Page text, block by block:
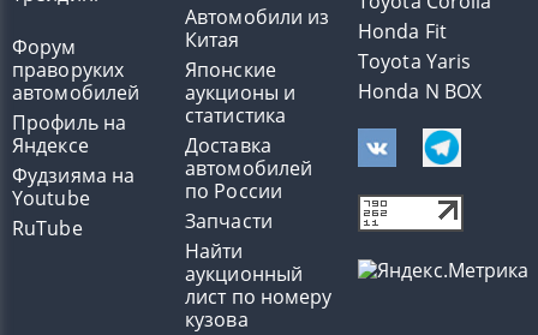
Форум
праворуких
автомобилей
Профиль на
Яндексе
Фудзияма на
Youtube
RuTube
Автомобили из
Китая
Японские
аукционы и
статистика
Доставка
автомобилей
по России
Запчасти
Найти
аукционный
лист по номеру
кузова
Honda Fit
Toyota Yaris
Honda N BOX